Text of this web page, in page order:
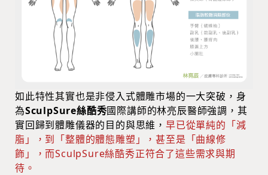
如此特性其實也是非侵入式體雕市場的一大突破，身
為SculpSure絲酷秀國際講師的林亮辰醫師強調，其
實回歸到體雕儀器的目的與思維，早已從單純的「減
脂」，到「整體的體態雕塑」，甚至是「曲線修
飾」，而SculpSure絲酷秀正符合了這些需求與期
待。